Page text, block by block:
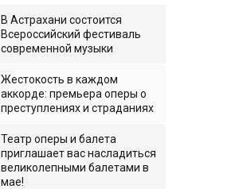
В Астрахани состоится
Всероссийский фестиваль
современной музыки
Жестокость в каждом
аккорде: премьера оперы о
преступлениях и страданиях
Театр оперы и балета
приглашает вас насладиться
великолепными балетами в
мае!